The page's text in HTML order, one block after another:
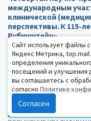
международным
клинической
перспективы. К 115-
Рубинштейн»
10 декабря
Москва, online
Международная
чтения»
Сайт использует файлы
Яндекс Метрика,
определения
посещений и улучшения
вы соглашаетесь с
согласно Политике
Согласен